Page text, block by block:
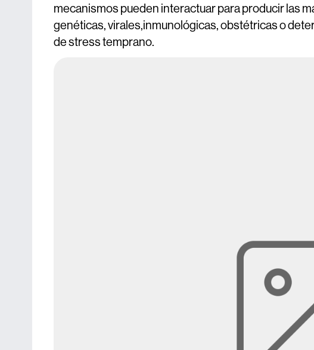
mecanismos pueden interactuar para producir las
genéticas, virales,inmunológicas, obstétricas o
de stress temprano.